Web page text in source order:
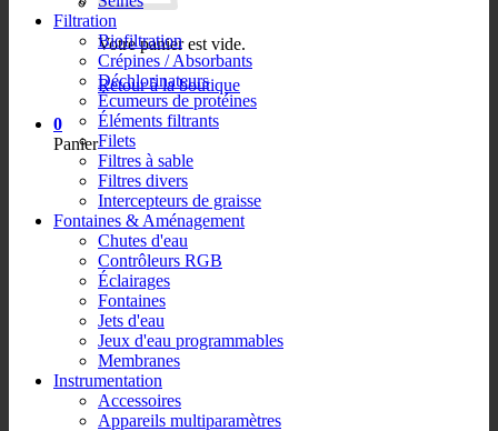
Votre panier est vide.
Retour à la boutique
0
Panier
Filtration
Biofiltration
Crépines / Absorbants
Déchlorinateurs
Écumeurs de protéines
Éléments filtrants
Filets
Filtres à sable
Filtres divers
Intercepteurs de graisse
Fontaines & Aménagement
Chutes d'eau
Contrôleurs RGB
Éclairages
Fontaines
Jets d'eau
Jeux d'eau programmables
Membranes
Instrumentation
Accessoires
Appareils multiparamètres